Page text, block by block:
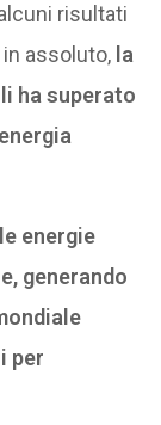
risultati
assoluto, la
ha superato
le energie
generando
per